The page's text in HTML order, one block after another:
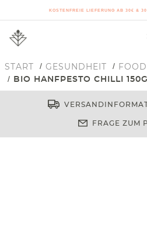
KOSTENFREIE LIEFERUNG AB 30€ & 30
START GESUNDHEIT FOOD
BIO HANFPESTO CHILLI 150G
FRAGE ZUM